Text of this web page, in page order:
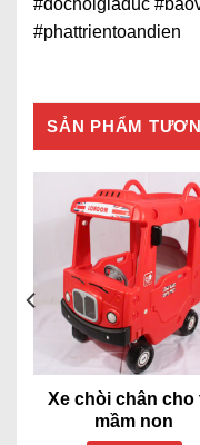
#dochoigiaduc
#phattrientoandien
SẢN PHẨM
Xe chòi chân cho
mầm non